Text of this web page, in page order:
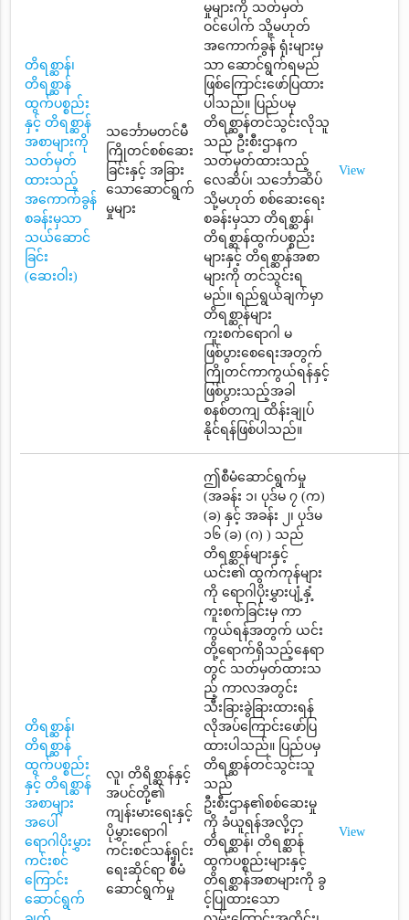
တိရစ္ဆာန်၊
တိရစ္ဆာန်
ထွက်ပစ္စည်း
နှင့် တိရစ္ဆာန်
အစာများကို
သတ်မှတ်
ထားသည့်
အကောက်ခွန်
စခန်းမှသာ
သယ်ဆောင်
ခြင်း
(ဆေးဝါး)
သင်္ဘောမတင်မီ
ကြိုတင်စစ်ဆေး
ခြင်းနှင့် အခြား
သောဆောင်ရွက်
မှုများ
မှုများကို သတ်မှတ်
ဝင်ပေါက် သို့မဟုတ်
အကောက်ခွန် ရုံးများမှ
သာ ဆောင်ရွက်ရမည်
ဖြစ်ကြောင်းဖော်ပြထား
ပါသည်။ ပြည်ပမှ
တိရစ္ဆာန်တင်သွင်းလိုသူ
သည် ဦးစီးဌာနက
သတ်မှတ်ထားသည့်
လေဆိပ်၊ သင်္ဘောဆိပ်
သို့မဟုတ် စစ်ဆေးရေး
စခန်းမှသာ တိရစ္ဆာန်၊
တိရစ္ဆာန်ထွက်ပစ္စည်း
များနှင့် တိရစ္ဆာန်အစာ
များကို တင်သွင်းရ
မည်။ ရည်ရွယ်ချက်မှာ
တိရစ္ဆာန်များ
ကူးစက်ရောဂါ မ
ဖြစ်ပွားစေရေးအတွက်
ကြိုတင်ကာကွယ်ရန်နှင့်
ဖြစ်ပွားသည့်အခါ
စနစ်တကျ ထိန်းချုပ်
နိုင်ရန်ဖြစ်ပါသည်။
View
တိရစ္ဆာန်၊
တိရစ္ဆာန်
ထွက်ပစ္စည်း
နှင့် တိရစ္ဆာန်
အစာများ
အပေါ်
ရောဂါပိုးမွှား
ကင်းစင်
ကြောင်း
ဆောင်ရွက်
လူ၊ တိရိစ္ဆာန်နှင့်
အပင်တို့၏
ကျန်းမားရေးနှင့်
ပိုမွှားရောဂါ
ကင်းစင်သန့်ရှင်း
ရေးဆိုင်ရာ စီမံ
ဆောင်ရွက်မှု
ဤစီမံဆောင်ရွက်မှု
(အခန်း ၁၊ ပုဒ်မ ၇ (က)
(ခ) နှင့် အခန်း ၂၊ ပုဒ်မ
၁၆ (ခ) (ဂ) ) သည်
တိရစ္ဆာန်များနှင့်
ယင်း၏ ထွက်ကုန်များ
ကို ရောဂါပိုးမွှားပျံ့နှံ့
ကူးစက်ခြင်းမှ ကာ
ကွယ်ရန်အတွက် ယင်း
တို့ရောက်ရှိသည့်နေရာ
တွင် သတ်မှတ်ထားသ
ည့် ကာလအတွင်း
သီးခြားခွဲခြားထားရန်
လိုအပ်ကြောင်းဖော်ပြ
ထားပါသည်။ ပြည်ပမှ
တိရစ္ဆာန်တင်သွင်းသူ
သည်
ဦးစီးဌာန၏စစ်ဆေးမှု
ကို ခံယူရန်အလို့ငှာ
တိရစ္ဆာန်၊ တိရစ္ဆာန်
ထွက်ပစ္စည်းများနှင့်
တိရစ္ဆာန်အစာများကို ခွ
င့်ပြုထားသော
View